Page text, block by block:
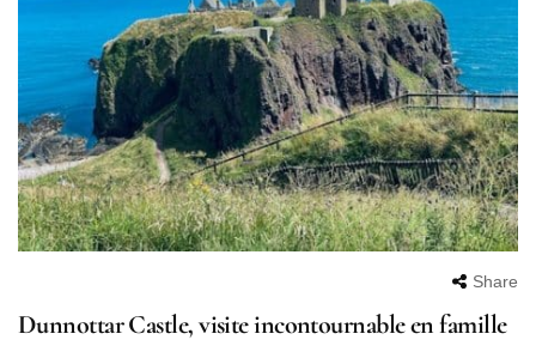
Share
Dunnottar Castle, visite incontournable en famille